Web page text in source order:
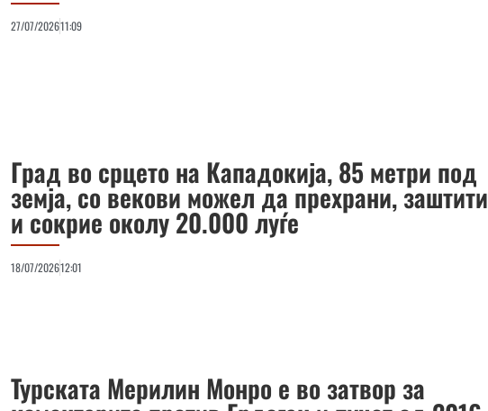
27/07/202611:09
Град во срцето на Кападокија, 85 метри под
земја, со векови можел да прехрани, заштити
и сокрие околу 20.000 луѓе
18/07/202612:01
Турската Мерилин Монро е во затвор за